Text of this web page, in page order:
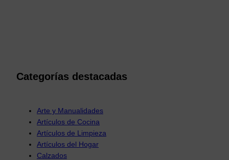
Categorías destacadas
Arte y Manualidades
Artículos de Cocina
Artículos de Limpieza
Artículos del Hogar
Calzados